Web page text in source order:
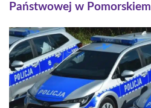
Państwowej w Pomorskiem